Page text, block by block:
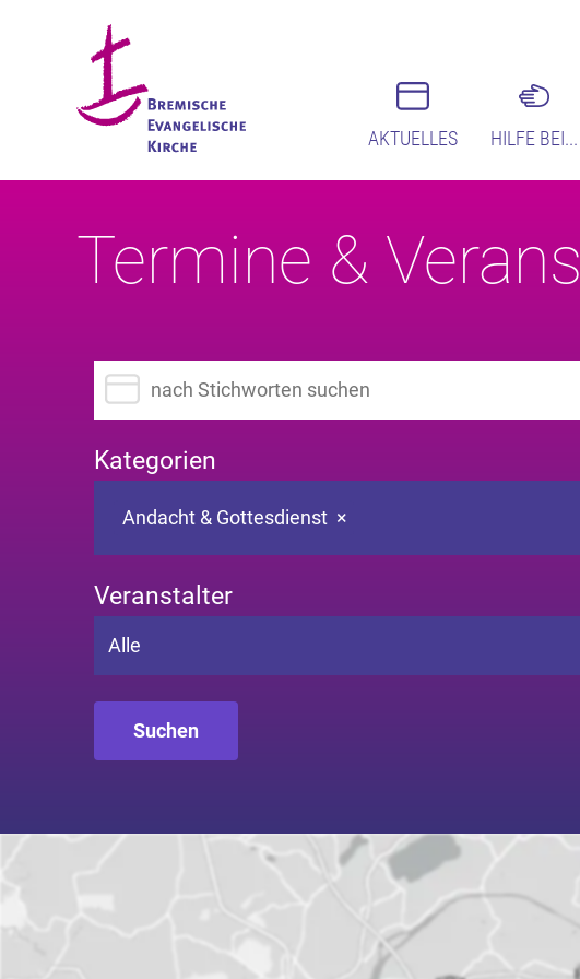
AKTUELLES HILFE BEI...
Termine &
Suchbegriff eingeben
Kategorien
×
Andacht & Gottesdienst
Veranstalter
Alle